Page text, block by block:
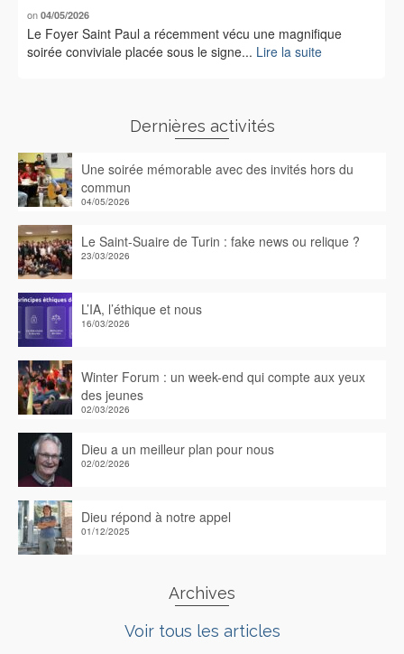
on 04/05/2026
Le Foyer Saint Paul a récemment vécu une magnifique
soirée conviviale placée sous le signe... Lire la suite
Dernières activités
Une soirée mémorable avec des invités hors du
commun
04/05/2026
Le Saint-Suaire de Turin : fake news ou relique ?
23/03/2026
L’IA, l’éthique et nous
16/03/2026
Winter Forum : un week-end qui compte aux yeux
des jeunes
02/03/2026
Dieu a un meilleur plan pour nous
02/02/2026
Dieu répond à notre appel
01/12/2025
Archives
Voir tous les articles